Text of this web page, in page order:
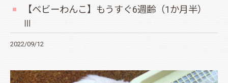
【ベビーわんこ】もうすぐ6週齢（1か月半）
Ⅲ
2022/09/12